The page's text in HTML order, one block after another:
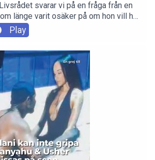
Livsrådet svarar vi på en fråga från en
länge varit osäker på om hon vill ha
som med åldern har kommit till insikten
vill det. Hon funderar dessutom på att
på egen hand. Men kommer hon
förälder själv? Hur vet man om man
är det bästa respektive svåraste med
Vi har svaren!
Play